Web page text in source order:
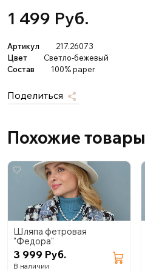
1 499 Руб.
Артикул
217.26073
Цвет
Светло-бежевый
Состав
100% paper
Поделиться
Похожие товары
Шляпа фетровая
"Федора"
3 999 Руб.
В наличии